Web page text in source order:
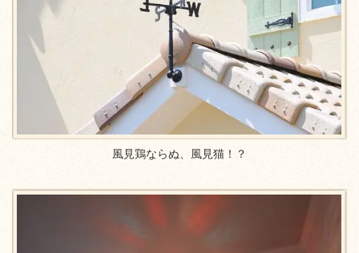
風見鶏ならぬ、風見猫！？